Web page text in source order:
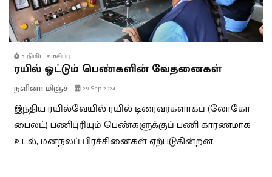
5 நிமிட வாசிப்பு
ரயில் ஓட்டும் பெண்களின் வேதனைகள்
நளினா மிஞ்ச் 29 Sep 2024
இந்திய ரயில்வேயில் ரயில் டிரைவர்களாகப் (லோகோ
பைலட்) பணிபுரியும் பெண்களுக்குப் பணி காரணமாக
உடல், மனநலப் பிரச்சினைகள் ஏற்படுகின்றன.